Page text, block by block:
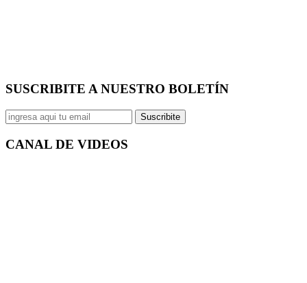
SUSCRIBITE A NUESTRO BOLETÍN
Suscribite
CANAL DE VIDEOS